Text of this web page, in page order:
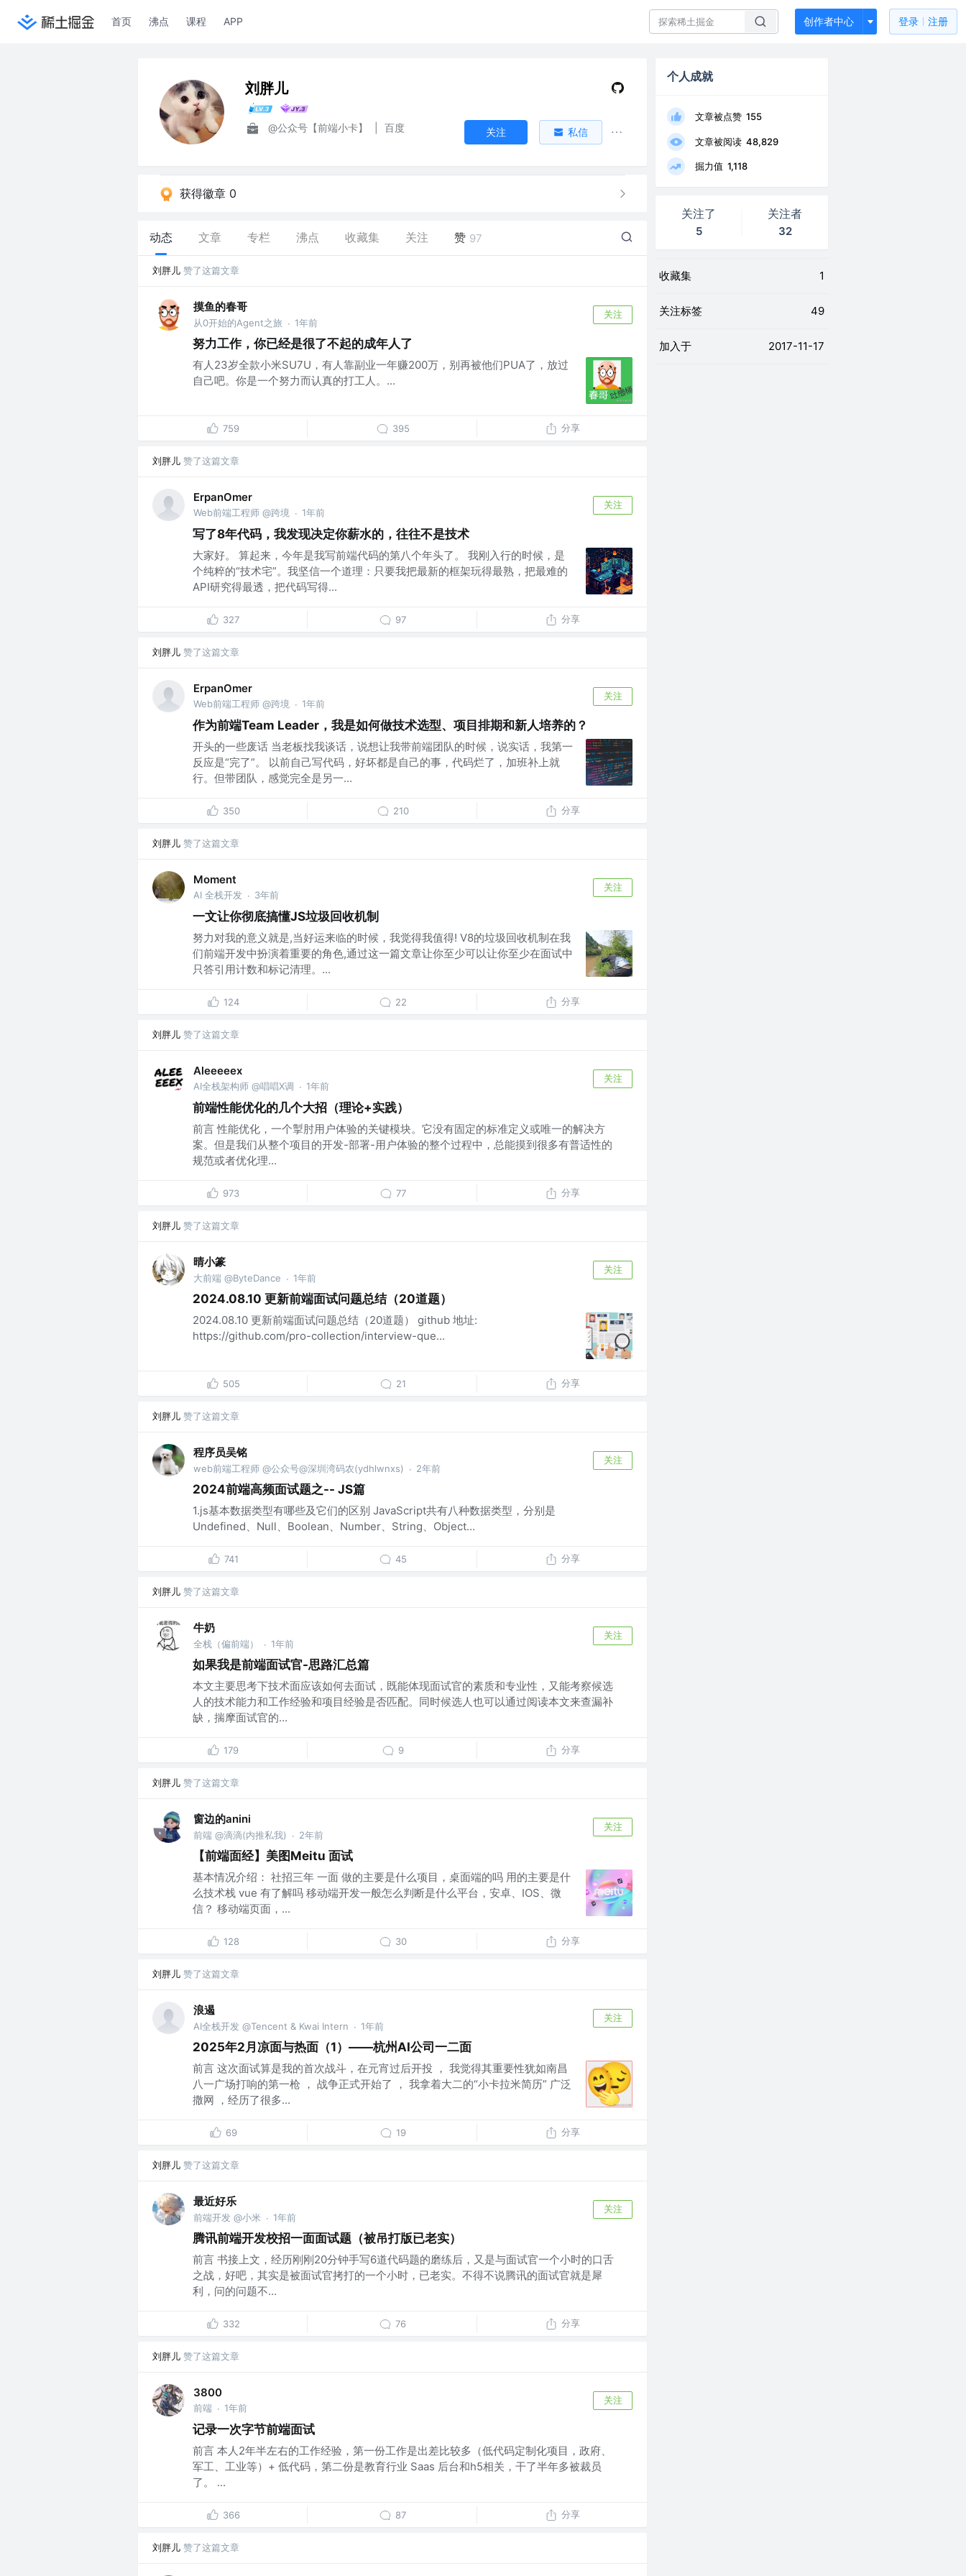
首页 沸点 课程 APP 创作者中心 登录 注册
刘胖儿
@公众号【前端小卡】 百度 关注 私信
获得徽章 0
动态 文章 专栏 沸点 收藏集 关注 赞 97
刘胖儿 赞了这篇文章
摸鱼的春哥
从0开始的Agent之旅 · 1年前
关注
努力工作，你已经是很了不起的成年人了
有人23岁全款小米SU7U，有人靠副业一年赚200万，别再被他们PUA了，放过
自己吧。你是一个努力而认真的打工人。...
759 395 分享
刘胖儿 赞了这篇文章
ErpanOmer
Web前端工程师 @跨境 · 1年前
关注
写了8年代码，我发现决定你薪水的，往往不是技术
大家好。 算起来，今年是我写前端代码的第八个年头了。 我刚入行的时候，是
个纯粹的“技术宅”。我坚信一个道理：只要我把最新的框架玩得最熟，把最难的
API研究得最透，把代码写得...
327 97 分享
刘胖儿 赞了这篇文章
ErpanOmer
Web前端工程师 @跨境 · 1年前
关注
作为前端Team Leader，我是如何做技术选型、项目排期和新人培养的？
开头的一些废话 当老板找我谈话，说想让我带前端团队的时候，说实话，我第一
反应是“完了”。 以前自己写代码，好坏都是自己的事，代码烂了，加班补上就
行。但带团队，感觉完全是另一...
350 210 分享
刘胖儿 赞了这篇文章
Moment
AI 全栈开发 · 3年前
关注
一文让你彻底搞懂JS垃圾回收机制
努力对我的意义就是,当好运来临的时候，我觉得我值得! V8的垃圾回收机制在我
们前端开发中扮演着重要的角色,通过这一篇文章让你至少可以让你至少在面试中
只答引用计数和标记清理。...
124 22 分享
刘胖儿 赞了这篇文章
Aleeeeex
AI全栈架构师 @唱唱X调 · 1年前
关注
前端性能优化的几个大招（理论+实践）
前言 性能优化，一个掣肘用户体验的关键模块。它没有固定的标准定义或唯一的解决方
案。但是我们从整个项目的开发-部署-用户体验的整个过程中，总能摸到很多有普适性的
规范或者优化理...
973 77 分享
刘胖儿 赞了这篇文章
晴小篆
大前端 @ByteDance · 1年前
关注
2024.08.10 更新前端面试问题总结（20道题）
2024.08.10 更新前端面试问题总结（20道题） github 地址:
https://github.com/pro-collection/interview-que...
505 21 分享
刘胖儿 赞了这篇文章
程序员吴铭
web前端工程师 @公众号@深圳湾码农(ydhlwnxs) · 2年前
关注
2024前端高频面试题之-- JS篇
1.js基本数据类型有哪些及它们的区别 JavaScript共有八种数据类型，分别是
Undefined、Null、Boolean、Number、String、Object...
741 45 分享
刘胖儿 赞了这篇文章
牛奶
全栈（偏前端） · 1年前
关注
如果我是前端面试官-思路汇总篇
本文主要思考下技术面应该如何去面试，既能体现面试官的素质和专业性，又能考察候选
人的技术能力和工作经验和项目经验是否匹配。同时候选人也可以通过阅读本文来查漏补
缺，揣摩面试官的...
179 9 分享
刘胖儿 赞了这篇文章
窗边的anini
前端 @滴滴(内推私我) · 2年前
关注
【前端面经】美图Meitu 面试
基本情况介绍： 社招三年 一面 做的主要是什么项目，桌面端的吗 用的主要是什
么技术栈 vue 有了解吗 移动端开发一般怎么判断是什么平台，安卓、IOS、微
信？ 移动端页面，...
128 30 分享
刘胖儿 赞了这篇文章
浪遏
AI全栈开发 @Tencent & Kwai Intern · 1年前
关注
2025年2月凉面与热面（1）——杭州AI公司一二面
前言 这次面试算是我的首次战斗，在元宵过后开投 ， 我觉得其重要性犹如南昌
八一广场打响的第一枪 ， 战争正式开始了 ， 我拿着大二的“小卡拉米简历” 广泛
撒网 ，经历了很多...
69 19 分享
刘胖儿 赞了这篇文章
最近好乐
前端开发 @小米 · 1年前
关注
腾讯前端开发校招一面面试题（被吊打版已老实）
前言 书接上文，经历刚刚20分钟手写6道代码题的磨练后，又是与面试官一个小时的口舌
之战，好吧，其实是被面试官拷打的一个小时，已老实。不得不说腾讯的面试官就是犀
利，问的问题不...
332 76 分享
刘胖儿 赞了这篇文章
3800
前端 · 1年前
关注
记录一次字节前端面试
前言 本人2年半左右的工作经验，第一份工作是出差比较多（低代码定制化项目，政府、
军工、工业等）+ 低代码，第二份是教育行业 Saas 后台和h5相关，干了半年多被裁员
了。 ...
366 87 分享
刘胖儿 赞了这篇文章
个人成就
文章被点赞 155
文章被阅读 48,829
掘力值 1,118
关注了
5
关注者
32
收藏集 1
关注标签 49
加入于 2017-11-17